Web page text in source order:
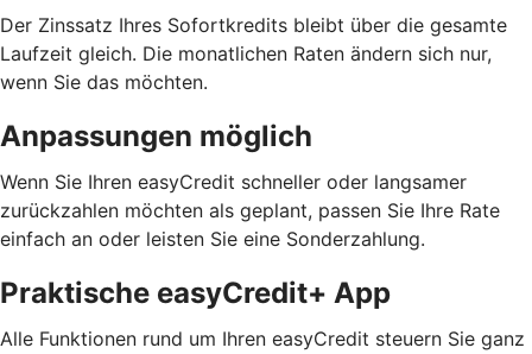
Der Zinssatz Ihres Sofortkredits bleibt über die gesamte
Laufzeit gleich. Die monatlichen Raten ändern sich nur,
wenn Sie das möchten.
Anpassungen möglich
Wenn Sie Ihren easyCredit schneller oder langsamer
zurückzahlen möchten als geplant, passen Sie Ihre Rate
einfach an oder leisten Sie eine Sonderzahlung.
Praktische easyCredit+ App
Alle Funktionen rund um Ihren easyCredit steuern Sie ganz